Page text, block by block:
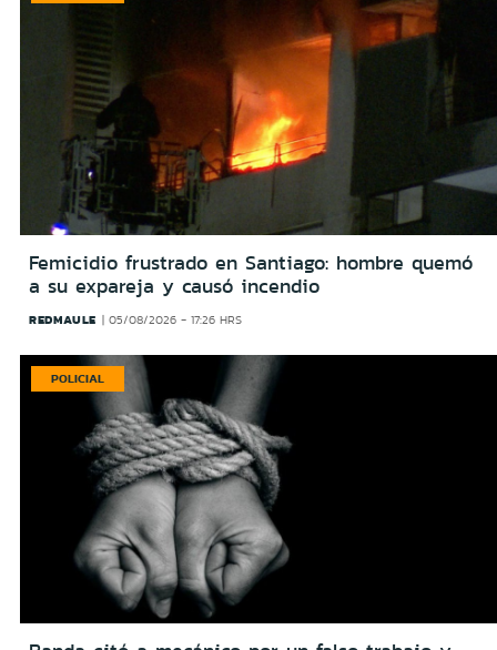
Femicidio frustrado en Santiago: hombre quemó
a su expareja y causó incendio
REDMAULE 05/08/2026 - 17:26 HRS
POLICIAL